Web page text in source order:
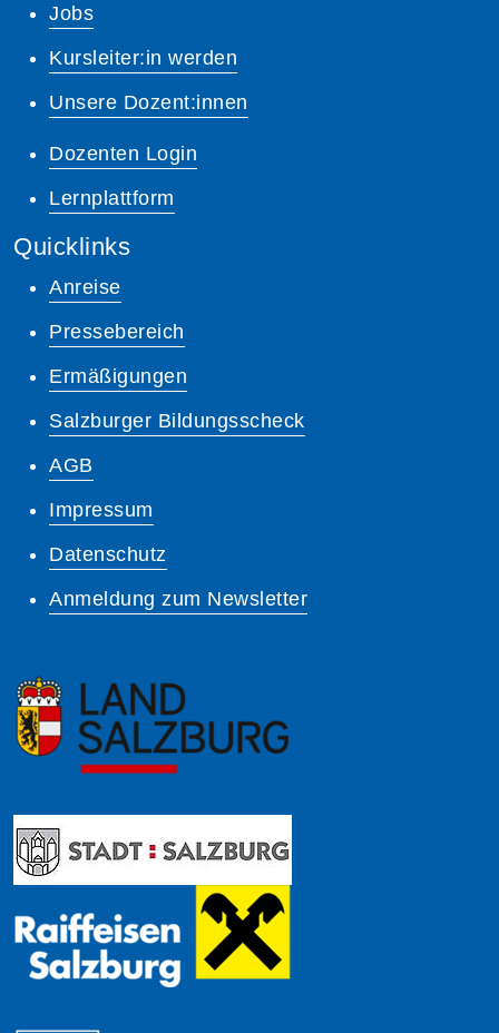
Jobs
Kursleiter:in werden
Unsere Dozent:innen
Dozenten Login
Lernplattform
Quicklinks
Anreise
Pressebereich
Ermäßigungen
Salzburger Bildungsscheck
AGB
Impressum
Datenschutz
Anmeldung zum Newsletter